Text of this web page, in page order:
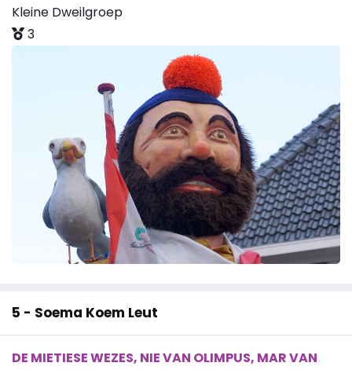
Kleine Dweilgroep
3
5 - Soema Koem Leut
DE MIETIESE WEZES, NIE VAN OLIMPUS, MAR VAN